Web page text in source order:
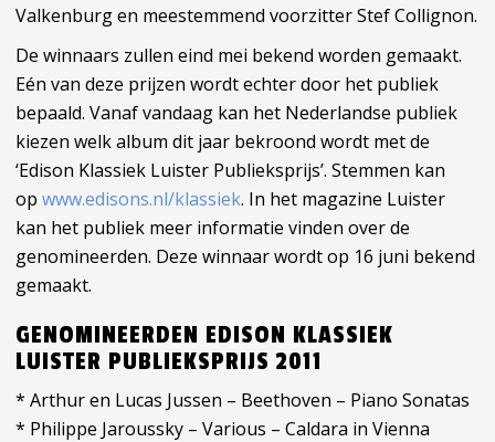
Valkenburg en meestemmend voorzitter Stef Collignon.
De winnaars zullen eind mei bekend worden gemaakt.
Eén van deze prijzen wordt echter door het publiek
bepaald. Vanaf vandaag kan het Nederlandse publiek
kiezen welk album dit jaar bekroond wordt met de
‘Edison Klassiek Luister Publieksprijs’. Stemmen kan
op www.edisons.nl/klassiek. In het magazine Luister
kan het publiek meer informatie vinden over de
genomineerden. Deze winnaar wordt op 16 juni bekend
gemaakt.
GENOMINEERDEN EDISON KLASSIEK
LUISTER PUBLIEKSPRIJS 2011
* Arthur en Lucas Jussen – Beethoven – Piano Sonatas
* Philippe Jaroussky – Various – Caldara in Vienna